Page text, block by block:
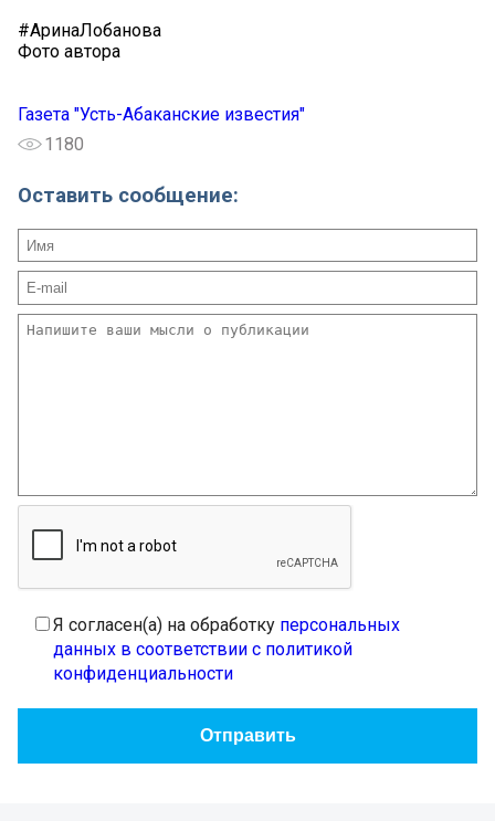
#АринаЛобанова
Фото автора
Газета "Усть-Абаканские известия"
1180
Оставить сообщение:
Я согласен(а) на обработку персональных
данных в соответствии с политикой
конфиденциальности